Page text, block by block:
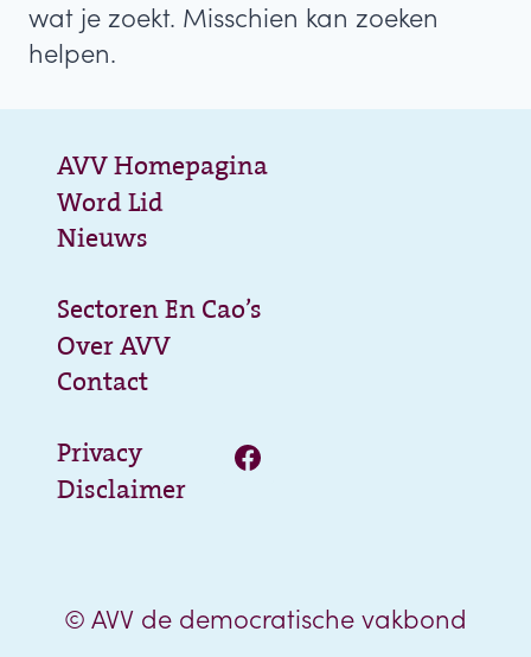
wat je zoekt. Misschien kan zoeken
helpen.
AVV Homepagina
Word Lid
Nieuws
Sectoren En Cao’s
Over AVV
Contact
Privacy
Disclaimer
© AVV de democratische vakbond